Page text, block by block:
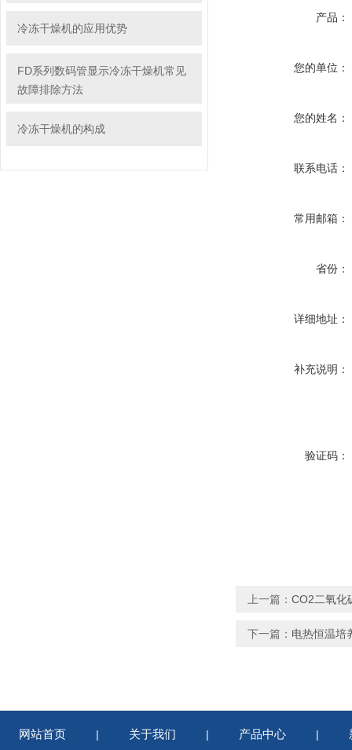
冷冻干燥机的应用优势
FD系列数码管显示冷冻干燥机常见
故障排除方法
冷冻干燥机的构成
产品：
您的单位：
您的姓名：
联系电话：
常用邮箱：
省份：
详细地址：
补充说明：
验证码：
上一篇： CO2二氧化
下一篇： 电热恒温培
网站首页 | 关于我们 | 产品中心 |